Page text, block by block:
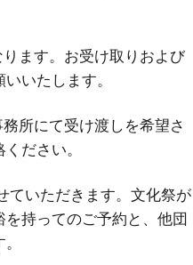
ます。お受け取りおよび
いたします。
所にて受け渡しを希望さ
ださい。
ていただきます。文化祭が
持ってのご予約と、他団